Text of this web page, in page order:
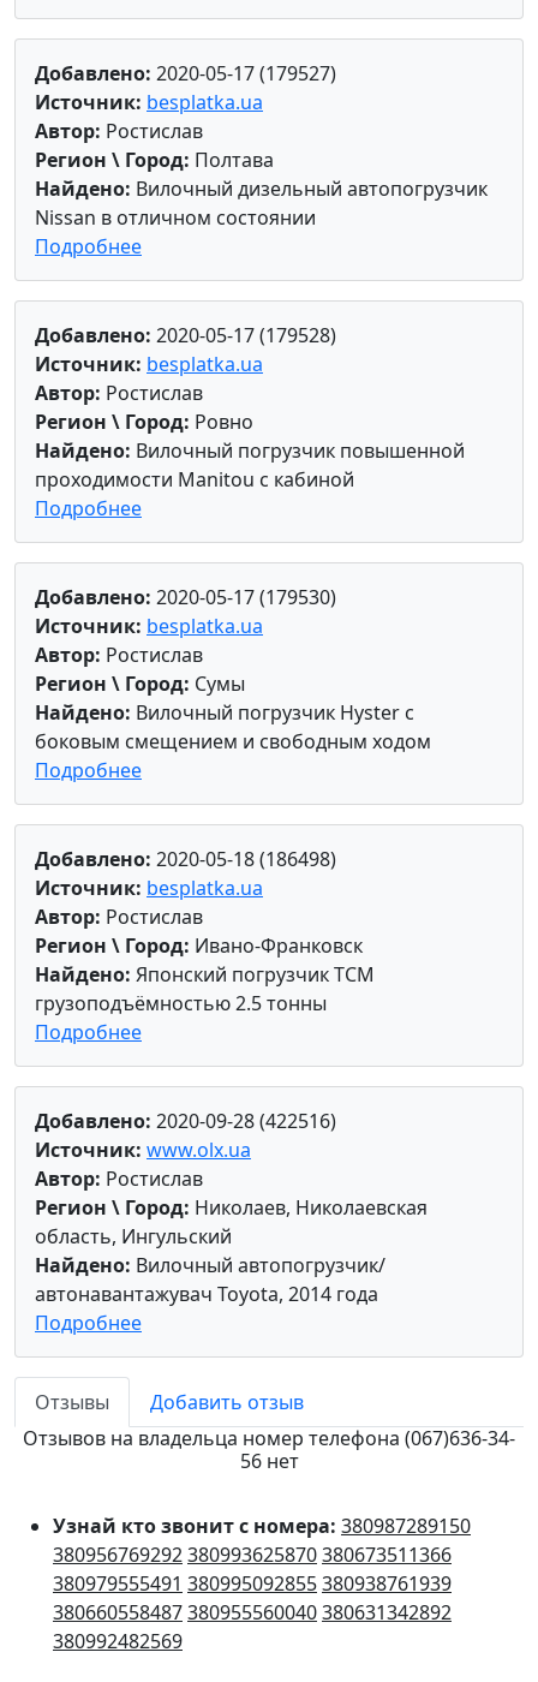
Добавлено: 2020-05-17 (179527)
Источник: besplatka.ua
Автор: Ростислав
Регион \ Город: Полтава
Найдено: Вилочный дизельный автопогрузчик
Nissan в отличном состоянии
Подробнее
Добавлено: 2020-05-17 (179528)
Источник: besplatka.ua
Автор: Ростислав
Регион \ Город: Ровно
Найдено: Вилочный погрузчик повышенной
проходимости Manitou с кабиной
Подробнее
Добавлено: 2020-05-17 (179530)
Источник: besplatka.ua
Автор: Ростислав
Регион \ Город: Сумы
Найдено: Вилочный погрузчик Hyster с
боковым смещением и свободным ходом
Подробнее
Добавлено: 2020-05-18 (186498)
Источник: besplatka.ua
Автор: Ростислав
Регион \ Город: Ивано-Франковск
Найдено: Японский погрузчик ТСМ
грузоподъёмностью 2.5 тонны
Подробнее
Добавлено: 2020-09-28 (422516)
Источник: www.olx.ua
Автор: Ростислав
Регион \ Город: Николаев, Николаевская
область, Ингульский
Найдено: Вилочный автопогрузчик/
автонавантажувач Toyota, 2014 года
Подробнее
Отзывы
Добавить отзыв
Отзывов на владельца номер телефона (067)636-34-
56 нет
Узнай кто звонит с номера: 380987289150
380956769292380993625870380673511366
380979555491 380995092855380938761939
380660558487380955560040380631342892
380992482569